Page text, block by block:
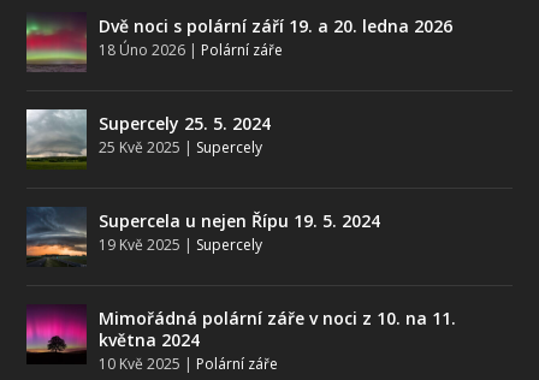
Dvě noci s polární září 19. a 20. ledna 2026
18 Úno 2026 | Polární záře
Supercely 25. 5. 2024
25 Kvě 2025 | Supercely
Supercela u nejen Řípu 19. 5. 2024
19 Kvě 2025 | Supercely
Mimořádná polární záře v noci z 10. na 11.
května 2024
10 Kvě 2025 | Polární záře